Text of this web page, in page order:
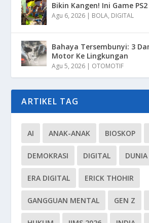
Bikin Kangen! Ini Game
Agu 6, 2026 | BOLA, DIGITAL
Bahaya Tersembunyi: 3
Motor Ke Lingkungan
Agu 5, 2026 | OTOMOTIF
ARTIKEL TAG
AI ANAK-ANAK BIOSKOP
DEMOKRASI DIGITAL DUNIA
ERA DIGITAL ERICK THOHIR
GANGGUAN MENTAL GEN Z